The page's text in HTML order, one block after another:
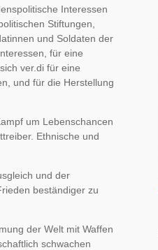
Interessen
Stiftungen,
und Soldaten der
für eine
ver.di für eine
und für die Herstellung
um Lebenschancen
Ethnische und
und der
beständiger zu
der Welt mit Waffen
schwachen